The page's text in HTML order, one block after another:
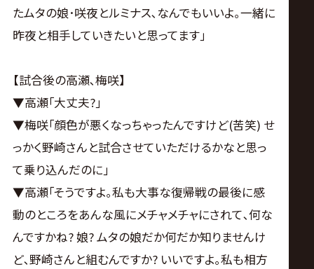
たムタの娘･咲夜とルミナス､なんでもいいよ｡一緒に
昨夜と相手していきたいと思ってます｣
【試合後の高瀬､梅咲】
▼高瀬｢大丈夫?｣
▼梅咲｢顔色が悪くなっちゃったんですけど(苦笑) せ
っかく野崎さんと試合させていただけるかなと思っ
て乗り込んだのに｣
▼高瀬｢そうですよ｡私も大事な復帰戦の最後に感
動のところをあんな風にメチャメチャにされて､何な
んですかね? 娘? ムタの娘だか何だか知りませんけ
ど､野崎さんと組むんですか? いいですよ｡私も相方